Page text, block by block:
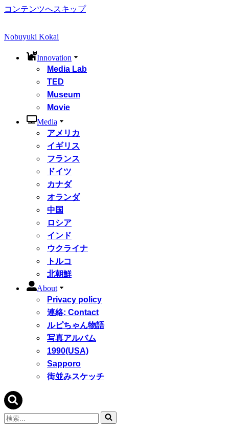
コンテンツへスキップ
Nobuyuki Kokai
Innovation
Media Lab
TED
Museum
Movie
Media
アメリカ
イギリス
フランス
ドイツ
カナダ
オランダ
中国
ロシア
インド
ウクライナ
トルコ
北朝鮮
About
Privacy policy
連絡: Contact
ルピちゃん物語
写真アルバム
1990(USA)
Sapporo
街並みスケッチ
検
索...